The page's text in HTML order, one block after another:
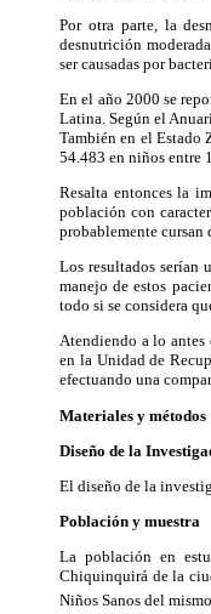
Por otra parte, la
desnutrición
ser causadas por
En el año 2000 se
Latina. Según el
También en el Estado
54.483 en niños entre
Resalta entonces la
población con
probablemente cursan
Los resultados serían
manejo de estos
todo si se considera
Atendiendo a lo antes
en la Unidad de
efectuando una
Materiales y métodos
Diseño de la
El diseño de la
Población y muestra
La población en
Chiquinquirá de la
Niños Sanos del